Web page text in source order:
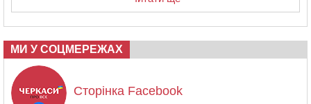
МИ У СОЦМЕРЕЖАХ
Сторінка Facebook